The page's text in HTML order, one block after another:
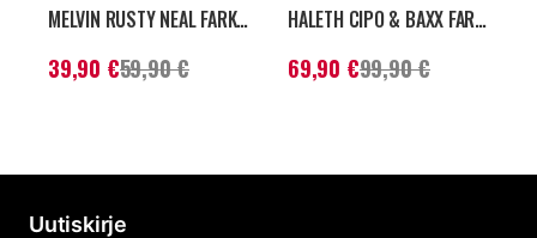
MELVIN RUSTY NEAL FARKUT - MUSTA
Nykyinen hinta:
39,90 €
Aiempi hinta
39,90 €59,90 €
HALETH CIPO & BAXX FARKUT - SININEN
Nykyinen hinta:
69,90 €
Aiempi hinta
69,90 €99,90 €
Uutiskirje